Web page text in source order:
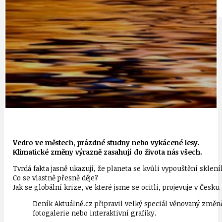
IDEAL LUX OSOBNOST
Vedro ve městech, prázdné studny nebo vykácené lesy.
Klimatické změny výrazně zasahují do života nás všech.
Tvrdá fakta jasně ukazují, že planeta se kvůli vypouštění
Co se vlastně přesně děje?
Jak se globální krize, ve které jsme se ocitli, projevuje v
Deník Aktuálně.cz připravil velký speciál věnovaný
fotogalerie nebo interaktivní grafiky.